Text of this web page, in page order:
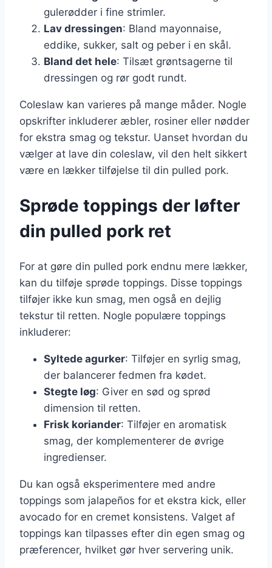
gulerødder i fine strimler.
Lav dressingen: Bland mayonnaise,
eddike, sukker, salt og peber i en skål.
Bland det hele: Tilsæt grøntsagerne til
dressingen og rør godt rundt.
Coleslaw kan varieres på mange måder. Nogle
opskrifter inkluderer æbler, rosiner eller nødder
for ekstra smag og tekstur. Uanset hvordan du
vælger at lave din coleslaw, vil den helt sikkert
være en lækker tilføjelse til din pulled pork.
Sprøde toppings der løfter
din pulled pork ret
For at gøre din pulled pork endnu mere lækker,
kan du tilføje sprøde toppings. Disse toppings
tilføjer ikke kun smag, men også en dejlig
tekstur til retten. Nogle populære toppings
inkluderer:
Syltede agurker: Tilføjer en syrlig smag,
der balancerer fedmen fra kødet.
Stegte løg: Giver en sød og sprød
dimension til retten.
Frisk koriander: Tilføjer en aromatisk
smag, der komplementerer de øvrige
ingredienser.
Du kan også eksperimentere med andre
toppings som jalapeños for et ekstra kick, eller
avocado for en cremet konsistens. Valget af
toppings kan tilpasses efter din egen smag og
præferencer, hvilket gør hver servering unik.